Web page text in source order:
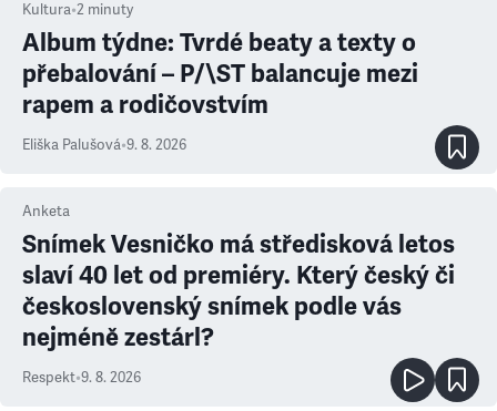
Kultura•2 minuty
Album týdne: Tvrdé beaty a texty o
přebalování – P/\ST balancuje mezi
rapem a rodičovstvím
Eliška Palušová•9. 8. 2026
Anketa
Snímek Vesničko má středisková letos
slaví 40 let od premiéry. Který český či
československý snímek podle vás
nejméně zestárl?
Respekt•9. 8. 2026